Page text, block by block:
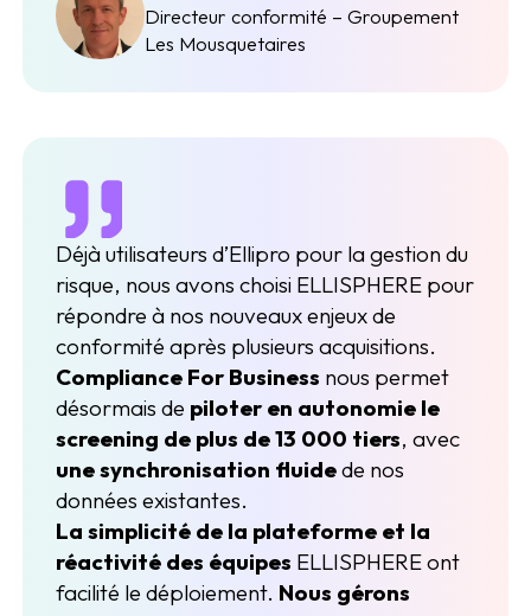
Directeur conformité – Groupement
Les Mousquetaires
Déjà utilisateurs d’Ellipro pour la gestion du
risque, nous avons choisi ELLISPHERE pour
répondre à nos nouveaux enjeux de
conformité après plusieurs acquisitions.
Compliance For Business nous permet
désormais de piloter en autonomie le
screening de plus de 13 000 tiers, avec
une synchronisation fluidede nos
données existantes.
La simplicité de la plateforme et la
réactivité des équipes ELLISPHERE ont
facilité le déploiement. Nous gérons